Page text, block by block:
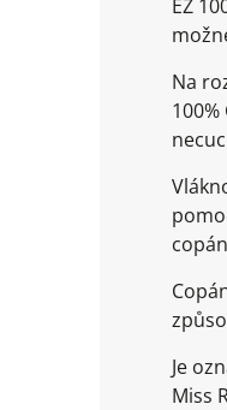
EZ
Na
Je
Miss